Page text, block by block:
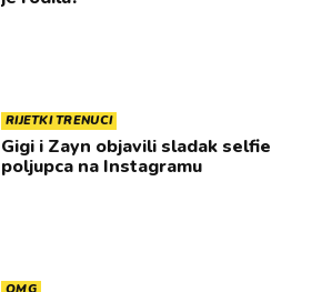
RIJETKI TRENUCI
Gigi i Zayn objavili sladak selfie
poljupca na Instagramu